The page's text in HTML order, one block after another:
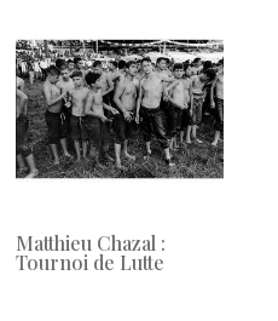
Matthieu Chazal :
Tournoi de Lutte